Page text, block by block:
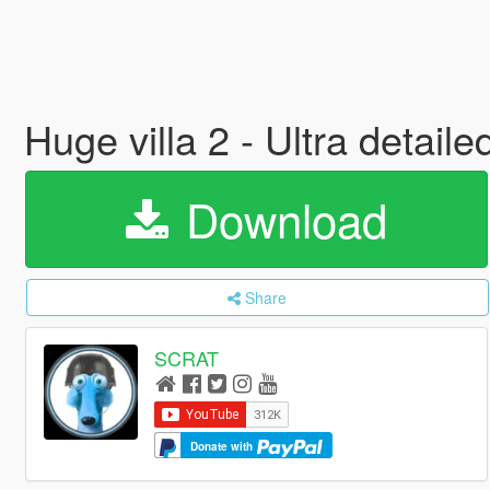
Huge villa 2 - Ultra
Download
Share
SCRAT
Donate with